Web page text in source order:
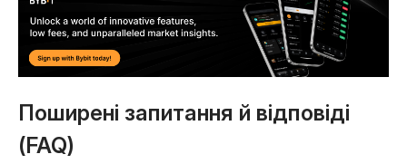
Поширені запитання й відповіді
(FAQ)